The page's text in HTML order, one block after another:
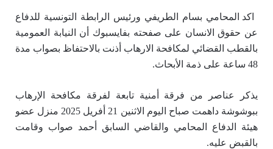
اكد المحامي بسام الطريفي ورئيس الرابطة التونسية للدفاع
عن حقوق الانسان على صفحته بفايسبوك أن النيابة العمومية
بالقطب القضائي لمكافحة الارهاب أذنت بالاحتفاظ بصواب مدة
48 ساعة على ذمة الأبحاث.
يذكر عناصر من فرقة أمنية تابعة لفرقة مكافحة الإرهاب
ببوشوشة داهمت صباح اليوم الاثنين 21 أفريل 2025 منزل عضو
هيئة الدفاع المحامي والقاضي السابق أحمد صواب وقامت
بالقبض عليه.